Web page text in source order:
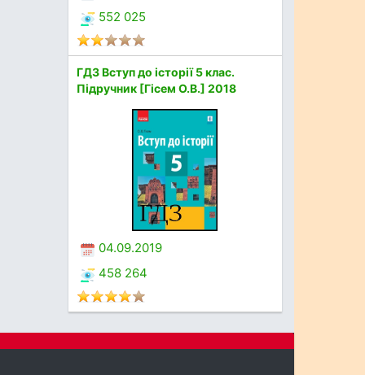
552 025
ГДЗ Вступ до історії 5 клас.
Підручник [Гісем О.В.] 2018
04.09.2019
458 264